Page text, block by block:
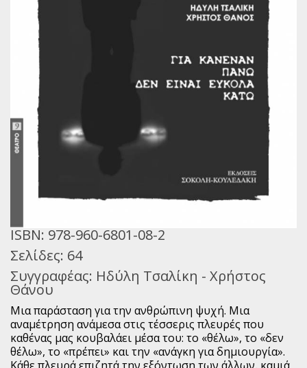
Ελληνικό Θέατρο
Παγκόσμιο Θέατρο
Βιογραφίες
Εκπαίδευση
ISBN: 978-960-6801-08-2
Σελίδες: 64
Συγγραφέας: Ηδύλη Τσαλίκη - Χρήστος
Θάνου
Μια παράσταση για την ανθρώπινη ψυχή. Μια
αναμέτρηση ανάμεσα στις τέσσερις πλευρές που
καθένας μας κουβαλάει μέσα του: το «θέλω», το «δεν
θέλω», το «πρέπει» και την «ανάγκη για δημιουργία».
Κάθε πλευρά επιζητά την εξόντωση των άλλων, καμιά